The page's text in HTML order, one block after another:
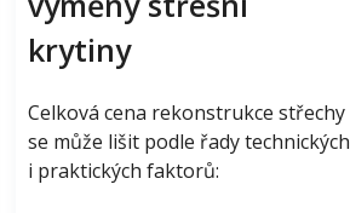
krytiny
Celková cena rekonstrukce střechy
se může lišit podle řady technických
i praktických faktorů: